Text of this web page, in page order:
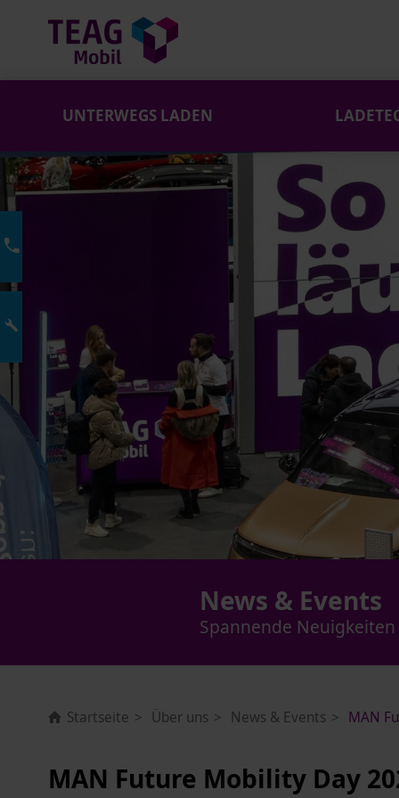
UNTERWEGS LADEN
News & Events
Spannende
Startseite Über uns News & Events MAN
MAN Future Mobility Day